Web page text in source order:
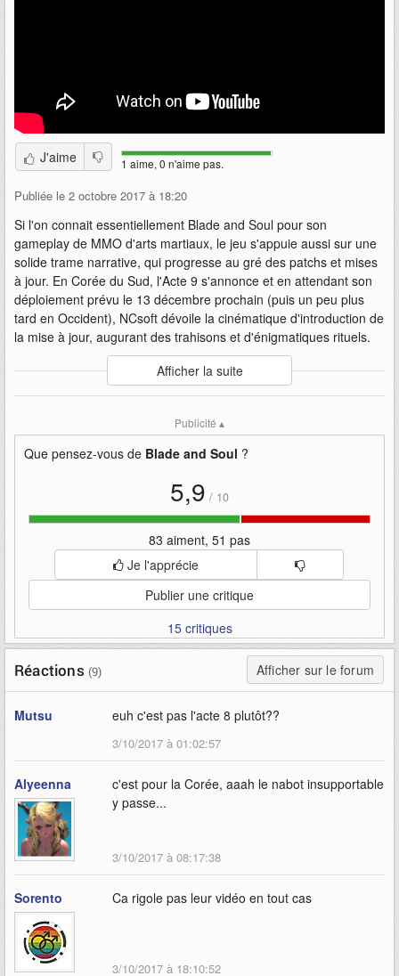
J'aime 1 aime, 0 n'aime pas.
Publiée le 2 octobre 2017 à 18:20
Si l'on connait essentiellement Blade and Soul pour son
gameplay de MMO d'arts martiaux, le jeu s'appuie aussi sur une
solide trame narrative, qui progresse au gré des patchs et mises
à jour. En Corée du Sud, l'Acte 9 s'annonce et en attendant son
déploiement prévu le 13 décembre prochain (puis un peu plus
tard en Occident), NCsoft dévoile la cinématique d'introduction de
la mise à jour, augurant des trahisons et d'énigmatiques rituels.
Auteur
NCsoft Korea
: Uther
cinématique introduction
corée-du-sud
mmo
Afficher la suite
Publicité ▴
Que pensez-vous de Blade and Soul ?
5,9 / 10
83 aiment, 51 pas
Je l'apprécie
Publier une critique
15 critiques
Réactions (9) Afficher sur le forum
Mutsu euh c'est pas l'acte 8 plutôt??
3/10/2017 à 01:02:57
Alyeenna
c'est pour la Corée, aaah le nabot insupportable
y passe...
3/10/2017 à 08:17:38
Sorento Ca rigole pas leur vidéo en tout cas
3/10/2017 à 18:10:52